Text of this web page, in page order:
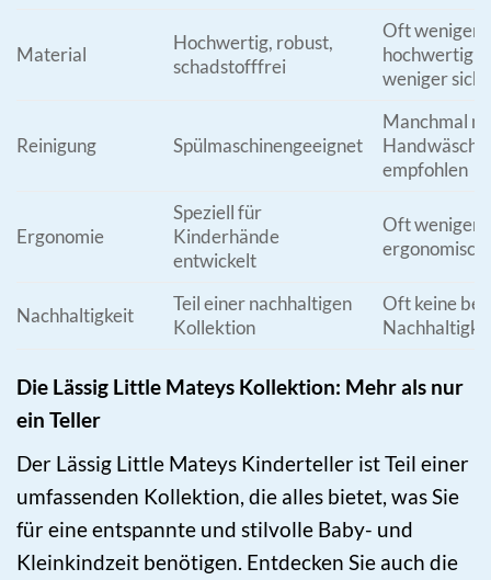
Material
Hochwertig, robust,
schadstofffrei
Oft weniger
hochwertig
weniger
Reinigung Spülmaschinengeeignet
Manchmal
Handwäsche
empfohlen
Ergonomie
Speziell für
Kinderhände
entwickelt
Oft weniger
ergonomisch
Nachhaltigkeit
Teil einer nachhaltigen
Kollektion
Oft keine
Die Lässig Little Mateys Kollektion: Mehr als nur
ein Teller
Der Lässig Little Mateys Kinderteller ist Teil einer
umfassenden Kollektion, die alles bietet, was Sie
für eine entspannte und stilvolle Baby- und
Kleinkindzeit benötigen. Entdecken Sie auch die